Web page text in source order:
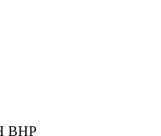
BHP